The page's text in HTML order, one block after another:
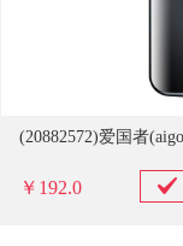
￥192.0